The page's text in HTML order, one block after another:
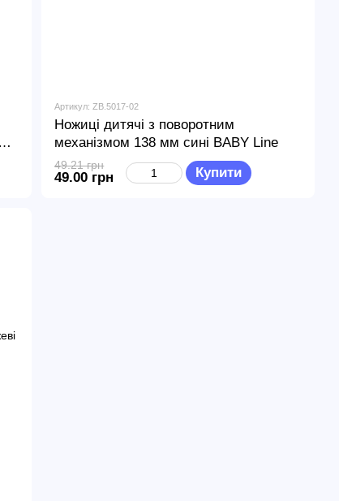
Артикул: ZB.5017-02
Ножиці дитячі з поворотним
механізмом 138 мм сині BABY Line
49.21 грн
49.00 грн Купити